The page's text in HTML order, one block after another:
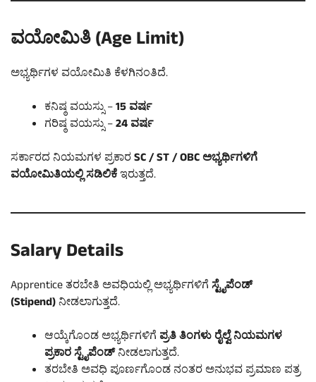
ವಯೋಮಿತಿ (Age Limit)
ಅಭ್ಯರ್ಥಿಗಳ ವಯೋಮಿತಿ ಕೆಳಗಿನಂತಿದೆ.
ಕನಿಷ್ಠ ವಯಸ್ಸು –15 ವರ್ಷ
ಗರಿಷ್ಠ ವಯಸ್ಸು –24 ವರ್ಷ
ಸರ್ಕಾರದ ನಿಯಮಗಳ ಪ್ರಕಾರSC / ST / OBC ಅಭ್ಯರ್ಥಿಗಳಿಗೆ
ವಯೋಮಿತಿಯಲ್ಲಿ ಸಡಿಲಿಕೆಇರುತ್ತದೆ.
Salary Details
Apprentice ತರಬೇತಿ ಅವಧಿಯಲ್ಲಿ ಅಭ್ಯರ್ಥಿಗಳಿಗೆಸ್ಟೈಪೆಂಡ್
(Stipend)ನೀಡಲಾಗುತ್ತದೆ.
ಆಯ್ಕೆಗೊಂಡ ಅಭ್ಯರ್ಥಿಗಳಿಗೆ ಪ್ರತಿ ತಿಂಗಳು ರೈಲ್ವೆ ನಿಯಮಗಳ
ಪ್ರಕಾರ ಸ್ಟೈಪೆಂಡ್ನೀಡಲಾಗುತ್ತದೆ.
ತರಬೇತಿ ಅವಧಿ ಪೂರ್ಣಗೊಂಡ ನಂತರ ಅನುಭವ ಪ್ರಮಾಣ ಪತ್ರ